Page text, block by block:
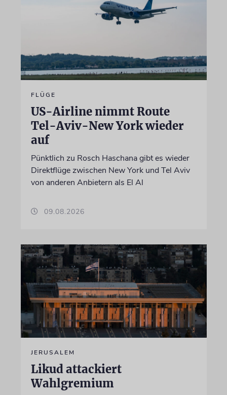
FLÜGE
US-Airline nimmt Route
Tel-Aviv-New York wieder
auf
Pünktlich zu Rosch Haschana gibt es wieder
Direktflüge zwischen New York und Tel Aviv
von anderen Anbietern als El Al
09.08.2026
JERUSALEM
Likud attackiert
Wahlgremium